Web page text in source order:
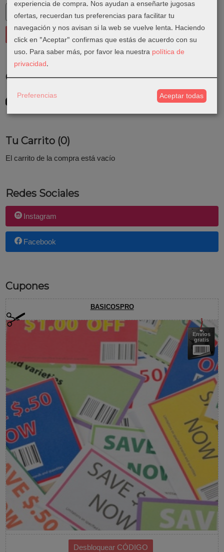
Costes de Envío
GRATIS *
Tu Carrito (0)
El carrito de la compra está vacío
Redes Sociales
Instagram
Facebook
Cupones
BASICOSPRO
Envíos
gratis
experiencia de compra. Nos ayudan a enseñarte jugosas
ofertas, recuerdan tus preferencias para facilitar tu
navegación y nos avisan si la web se vuelve lenta. Haciendo
click en "Aceptar" confirmas que estás de acuerdo con su
uso. Para saber más, por favor lea nuestra política de
privacidad.
Preferencias Aceptar todas